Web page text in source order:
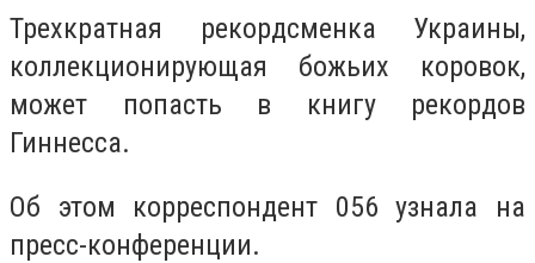
Трехкратная рекордсменка Украины,
коллекционирующая божьих коровок,
может попасть в книгу рекордов
Гиннесса.
Об этом корреспондент 056 узнала на
пресс-конференции.